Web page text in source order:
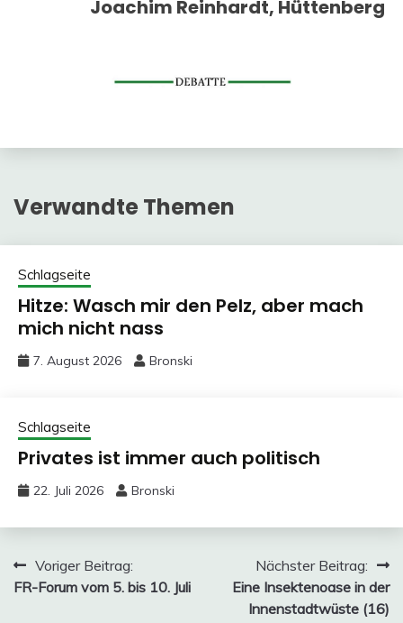
Joachim Reinhardt, Hüttenberg
Verwandte Themen
Schlagseite
Hitze: Wasch mir den Pelz, aber mach
mich nicht nass
7. August 2026 Bronski
Schlagseite
Privates ist immer auch politisch
22. Juli 2026 Bronski
Beitragsnavigation
Voriger Beitrag:
FR-Forum vom 5. bis 10. Juli
Nächster Beitrag:
Eine Insektenoase in der
Innenstadtwüste (16)